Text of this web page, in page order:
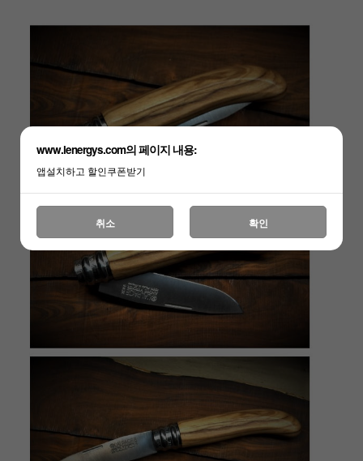
www.lenergys.com의 페이지 내용:
앱설치하고 할인쿠폰받기
취소 확인